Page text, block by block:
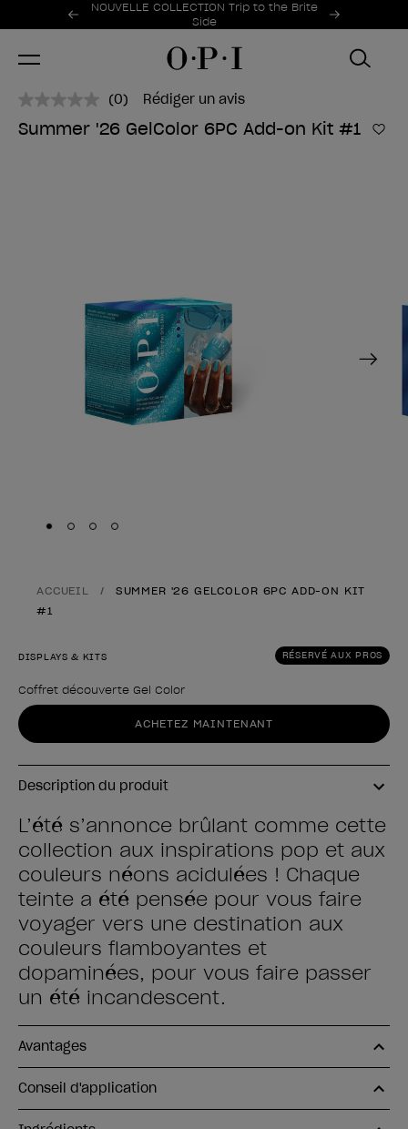
Offres promotionnelles
NOUVELLE COLLECTION Trip to the Brite
Side
Item 1 of 2
Aucune
valeur
de
(0) Rédiger un avis
Summer '26 GelColor 6PC Add-on Kit #1
Next
Skip to slide
Skip to slide
Skip to slide
Skip to slide
ACCUEIL
SUMMER '26 GELCOLOR 6PC ADD-ON KIT
#1
RÉSERVÉ AUX PROS
DISPLAYS & KITS
Coffret découverte Gel Color
Forme du produit
ACHETEZ MAINTENANT
Description du produit
L’été s’annonce brûlant comme cette
collection aux inspirations pop et aux
couleurs néons acidulées ! Chaque
teinte a été pensée pour vous faire
voyager vers une destination aux
couleurs flamboyantes et
dopaminées, pour vous faire passer
un été incandescent.
Avantages
Conseil d'application